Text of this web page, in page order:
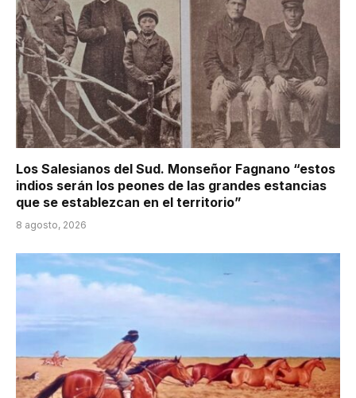
Los Salesianos del Sud. Monseñor Fagnano “estos
indios serán los peones de las grandes estancias
que se establezcan en el territorio”
8 agosto, 2026